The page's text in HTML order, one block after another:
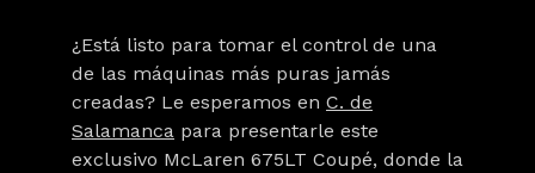
¿Está listo para tomar el control de una
de las máquinas más puras jamás
creadas? Le esperamos en C. de
Salamanca para presentarle este
exclusivo McLaren 675LT Coupé, donde la